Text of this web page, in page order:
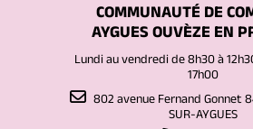
COMMUNAUTÉ DE
AYGUES OUVÈZE EN
Lundi au vendredi de 8h30 à
17h00
802 avenue Fernand Gonnet
SUR-AYGUES